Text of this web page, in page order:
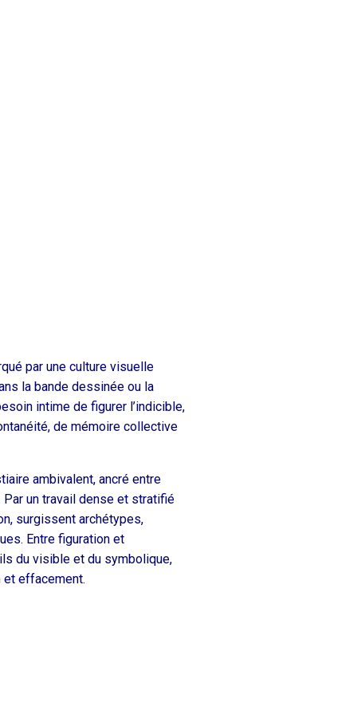
par une culture visuelle
la bande dessinée ou la
intime de figurer l’indicible,
de mémoire collective
ambivalent, ancré entre
un travail dense et stratifié
surgissent archétypes,
Entre figuration et
du visible et du symbolique,
et effacement.